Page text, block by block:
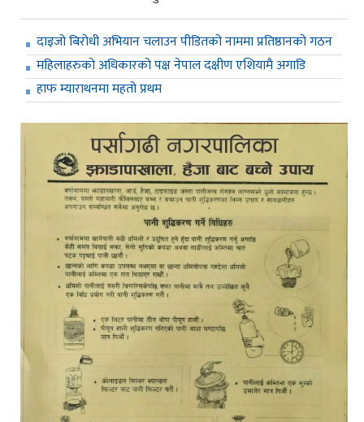
दाइजो बिरोधी अभियान चलाउन पीडितको नाममा प्रतिष्ठानको गठन
महिलाहरुको अधिकारको पक्ष नेपाल दक्षीण एशियामै अगाडि
हाफ म्याराथनमा महतो प्रथम